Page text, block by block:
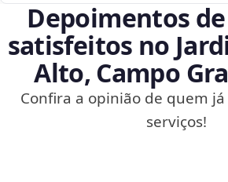
Depoimentos
satisfeitos no
Alto, Campo
Confira a opinião de quem
serviços!